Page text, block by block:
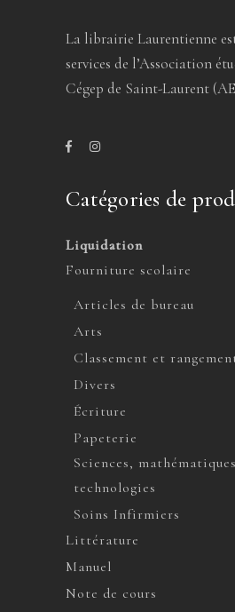
La librairie Laurentienne
services de l’Association
Cégep de Saint-Laurent
Catégories de
Liquidation
Fourniture scolaire
Articles de bureau
Arts
Classement et
Divers
Écriture
Papeterie
Sciences,
technologies
Soins Infirmiers
Littérature
Manuel
Note de cours